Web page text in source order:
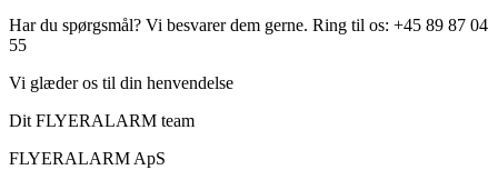
Har du spørgsmål? Vi besvarer dem gerne. Ring til os: +45 89 87 04
55
Vi glæder os til din henvendelse
Dit FLYERALARM team
FLYERALARM ApS